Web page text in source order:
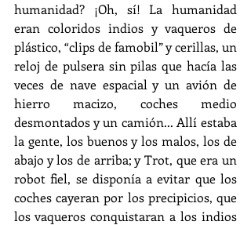
humanidad? ¡Oh, sí! La humanidad
eran coloridos indios y vaqueros de
plástico, “clips de famobil” y cerillas, un
reloj de pulsera sin pilas que hacía las
veces de nave espacial y un avión de
hierro macizo, coches medio
desmontados y un camión... Allí estaba
la gente, los buenos y los malos, los de
abajo y los de arriba; y Trot, que era un
robot fiel, se disponía a evitar que los
coches cayeran por los precipicios, que
los vaqueros conquistaran a los indios